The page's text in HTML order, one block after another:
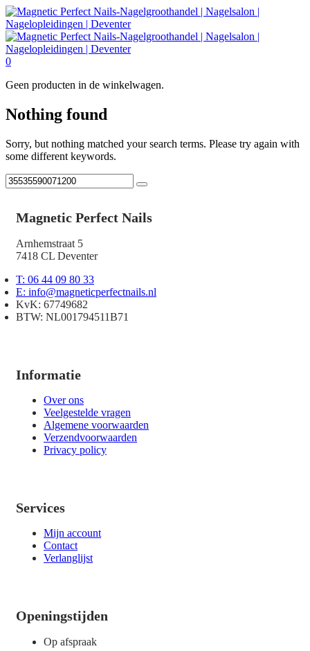
0
Geen producten in de winkelwagen.
Nothing found
Sorry, but nothing matched your search terms. Please try again with
some different keywords.
Magnetic Perfect Nails
Arnhemstraat 5
7418 CL Deventer
T: 06 44 09 80 33
E: info@magneticperfectnails.nl
KvK: 67749682
BTW: NL001794511B71
Informatie
Over ons
Veelgestelde vragen
Algemene voorwaarden
Verzendvoorwaarden
Privacy policy
Services
Mijn account
Contact
Verlanglijst
Openingstijden
Op afspraak